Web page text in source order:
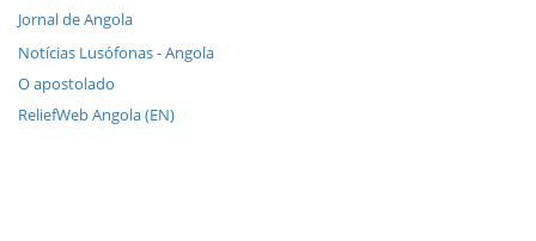
Jornal de Angola
Notícias Lusófonas - Angola
O apostolado
ReliefWeb Angola (EN)